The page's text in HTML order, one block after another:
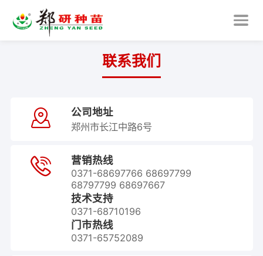
联系我们
 公司地址
郑州市长江中路6号
 营销热线
0371-68697766 68697799
68797799 68697667
技术支持
0371-68710196
门市热线
0371-65752089